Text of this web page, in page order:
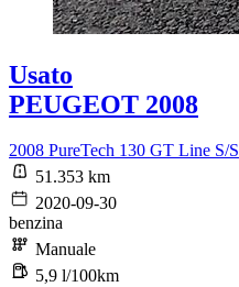
Usato
PEUGEOT 2008
2008 PureTech 130 GT Line S/S
51.353 km
2020-09-30
benzina
Manuale
5,9 l/100km